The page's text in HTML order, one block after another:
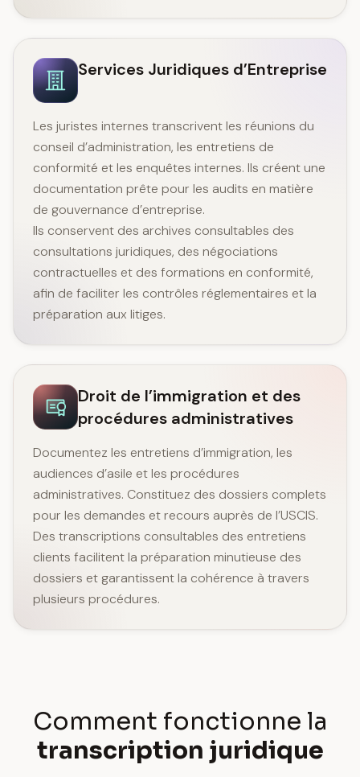
Services Juridiques d’Entreprise
Les juristes internes transcrivent les réunions du
conseil d’administration, les entretiens de
conformité et les enquêtes internes. Ils créent une
documentation prête pour les audits en matière
de gouvernance d’entreprise.
Ils conservent des archives consultables des
consultations juridiques, des négociations
contractuelles et des formations en conformité,
afin de faciliter les contrôles réglementaires et la
préparation aux litiges.
Droit de l’immigration et des
procédures administratives
Documentez les entretiens d’immigration, les
audiences d’asile et les procédures
administratives. Constituez des dossiers complets
pour les demandes et recours auprès de l’USCIS.
Des transcriptions consultables des entretiens
clients facilitent la préparation minutieuse des
dossiers et garantissent la cohérence à travers
plusieurs procédures.
Comment fonctionne la
transcription juridique